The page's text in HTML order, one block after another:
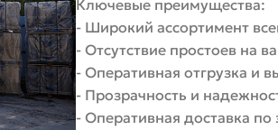
и возможность аккуратной
(примерно)
Ключевые преимущества:
- Широкий ассортимент
- Отсутствие простоев на
- Оперативная отгрузка и
- Прозрачность и
- Оперативная доставка по